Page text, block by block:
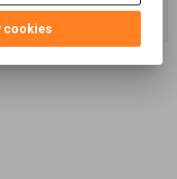
Přidat do košíku
cookies